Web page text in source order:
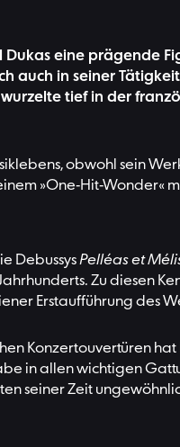
eine prägende
auch in seiner
tief in der
obwohl sein
»One-Hit-Wonder«
DebussysPelléas et
Zu diesen
Erstaufführung des
Konzertouvertüren
in allen wichtigen
seiner Zeit